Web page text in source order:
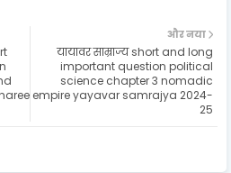
और नया
यायावर साम्राज्य short and long
important question political
science chapter 3 nomadic
empire yayavar samrajya 2024-
25